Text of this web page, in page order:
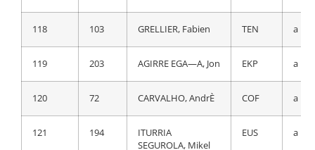
118 103 GRELLIER, Fabien TEN a
119 203 AGIRRE EGA—A, Jon EKP a
120 72 CARVALHO, AndrÈ COF a
121 194
ITURRIA
SEGUROLA, Mikel
EUS a